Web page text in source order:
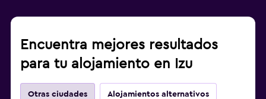
Encuentra mejores resultados
para tu alojamiento en Izu
Otras ciudades Alojamientos alternativos